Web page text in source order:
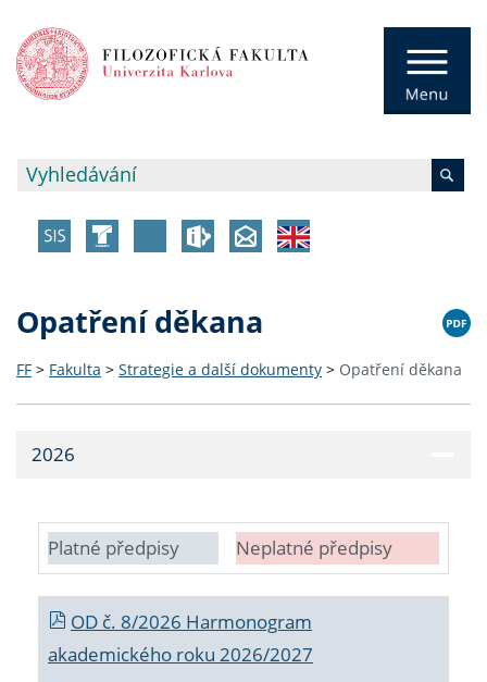
Opatření děkana
FF > Fakulta > Strategie a další dokumenty > Opatření děkana
2026
Platné předpisy Neplatné předpisy
OD č. 8/2026 Harmonogram
akademického roku 2026/2027